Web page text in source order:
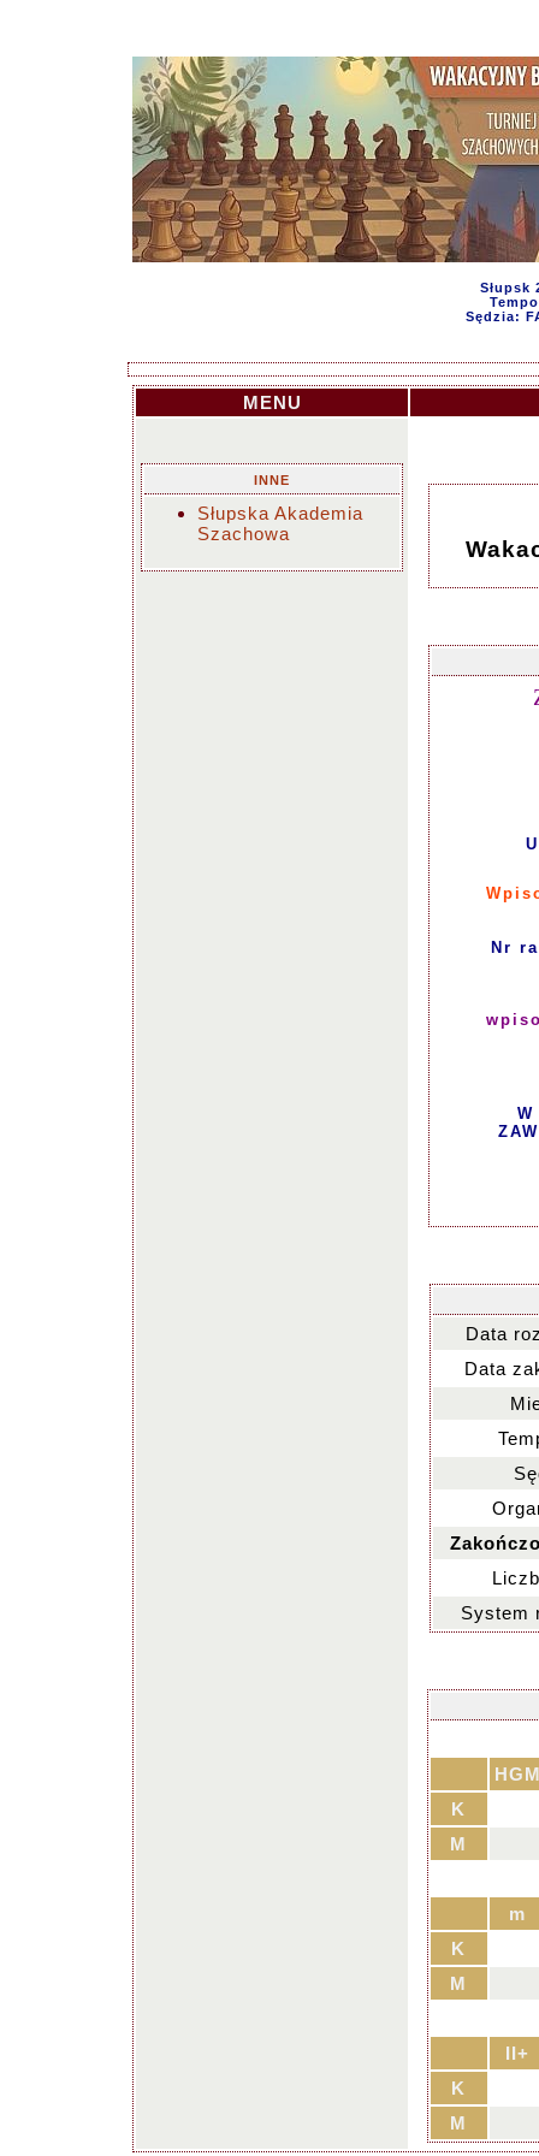
Słupsk
Sędzia:
MENU
INNE
Słupska Akademia
Szachowa
Nr
Data
Data
System
K
M
m
K
M
II+
K
M